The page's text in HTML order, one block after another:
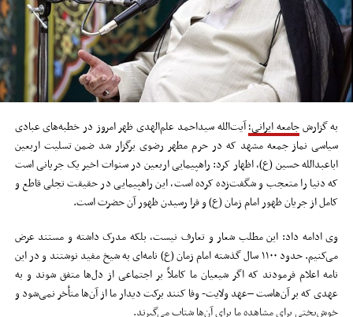
به گزارشجامعه ایرانی؛آیت‌الله سیداحمد علم‌الهدی ظهر امروز در خطبه‌های عبادی
سیاسی نماز جمعه مشهد که در حرم مطهر رضوی برگزار شد ضمن تسلیت اربعین
اباعبدالله حسین (ع)، اظهار کرد: راهپیمایی اربعین در سنوات اخیر یک جریانی است
که دنیا را متعجب و شگفت‌زده کرده است، این راهپیمایی در حقیقت تجلی قاطع و
کامل از جریان ظهور امام زمان (ع) و فرا رسیدن ظهور آن حضرت است.
وی ادامه داد: این مطلب شعار و تعارف نیست، بلکه مدرک داشته و مستند عرض
می‌کنیم. حدود ۱۱۰۰ سال گذشته امام زمان (ع) نامه‌ای به شیخ مفید نوشتند و در این
نامه اعلام فرمودند که اگر شیعیان ما کاملاً بر اجتماعی از دل‌ها متفق شوند و به
عهدی که بر آن‌هاست –عهد ولایت- وفا کنند برکت دیدار ما از آن‌ها متأخر نمی‌شود و
خوش‌بختی برای مشاهده ما برای آن‌ها شتاب می‌گیرند.